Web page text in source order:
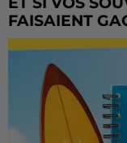
FAISAIENT